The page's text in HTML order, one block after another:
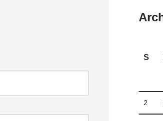
S
2